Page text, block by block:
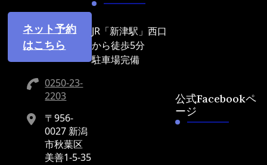
ネット予約
はこちら
0250-23-
2203
〒956-
0027 新潟
市秋葉区
美善1-5-35
JR「新津駅」西口
から徒歩5分
駐車場完備
公式Facebookペ
ージ